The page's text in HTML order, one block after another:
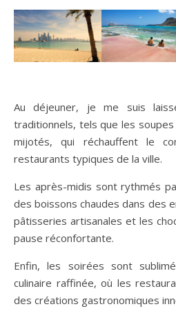
Au déjeuner, je me suis
traditionnels, tels que les
mijotés, qui réchauffent le
restaurants typiques de la ville.
Les après-midis sont rythmés
des boissons chaudes dans des
pâtisseries artisanales et les
pause réconfortante.
Enfin, les soirées sont
culinaire raffinée, où les
des créations gastronomiques